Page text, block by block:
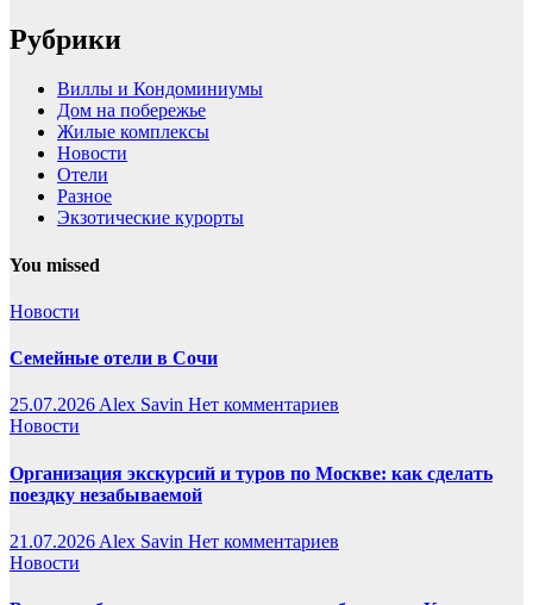
Рубрики
Виллы и Кондоминиумы
Дом на побережье
Жилые комплексы
Новости
Отели
Разное
Экзотические курорты
You missed
Новости
Семейные отели в Сочи
25.07.2026Alex Savin Нет комментариев
Новости
Организация экскурсий и туров по Москве: как сделать
поездку незабываемой
21.07.2026 Alex Savin Нет комментариев
Новости